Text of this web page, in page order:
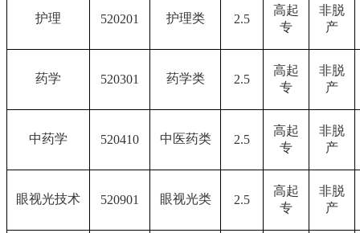
护理 520201 护理类 2.5
高起
专
非脱
产
药学 520301 药学类 2.5
高起
专
非脱
产
中药学 520410 中医药类 2.5
高起
专
非脱
产
眼视光技术 520901 眼视光类 2.5
高起
专
非脱
产